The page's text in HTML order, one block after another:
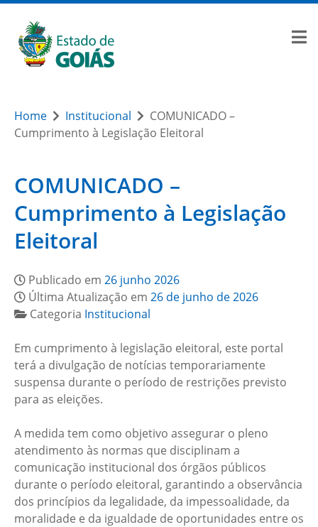
Home Institucional
COMUNICADO –
Cumprimento à Legislação Eleitoral
COMUNICADO –
Cumprimento à Legislação
Eleitoral
Publicado em 26 junho 2026
Última Atualização em 26 de junho de 2026
Categoria Institucional
Em cumprimento à legislação eleitoral, este portal
terá a divulgação de notícias temporariamente
suspensa durante o período de restrições previsto
para as eleições.
A medida tem como objetivo assegurar o pleno
atendimento às normas que disciplinam a
comunicação institucional dos órgãos públicos
durante o período eleitoral, garantindo a observância
dos princípios da legalidade, da impessoalidade, da
moralidade e da igualdade de oportunidades entre os